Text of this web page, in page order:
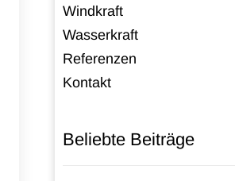
Windkraft
Wasserkraft
Referenzen
Kontakt
Beliebte Beiträge